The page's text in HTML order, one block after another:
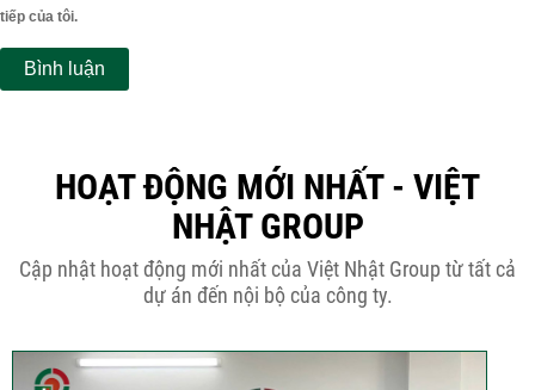
tiếp của tôi.
HOẠT ĐỘNG MỚI NHẤT - VIỆT
NHẬT GROUP
Cập nhật hoạt động mới nhất của Việt Nhật Group từ tất cả
dự án đến nội bộ của công ty.